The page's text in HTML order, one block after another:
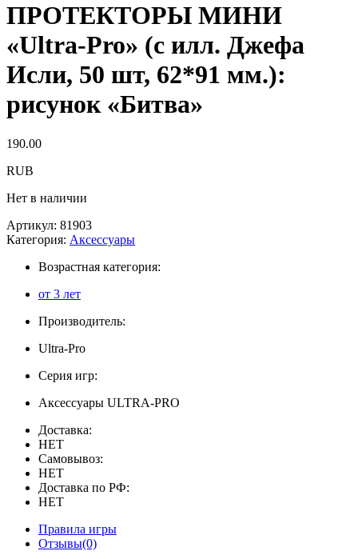
ПРОТЕКТОРЫ МИНИ
«Ultra-Pro» (с илл. Джефа
Исли, 50 шт, 62*91 мм.):
рисунок «Битва»
190.00
RUB
Нет в наличии
Артикул: 81903
Категория: Аксессуары
Возрастная категория:
от 3 лет
Производитель:
Ultra-Pro
Серия игр:
Аксессуары ULTRA-PRO
Доставка:
НЕТ
Самовывоз:
НЕТ
Доставка по РФ:
НЕТ
Правила игры
Отзывы(0)